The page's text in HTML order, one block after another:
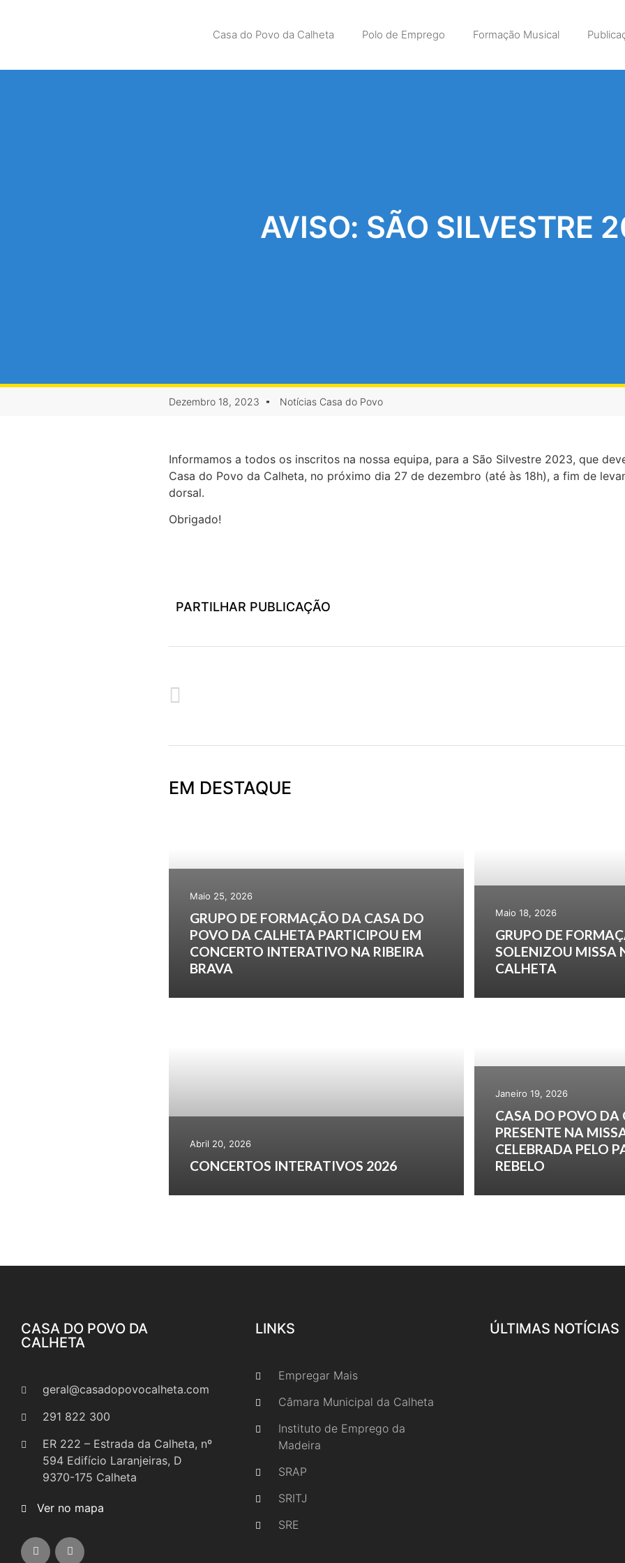
Casa do Povo da Calheta Polo de Emprego Formação Musical
AVISO: SÃO SILVESTRE
Dezembro 18, 2023 Notícias Casa do Povo
Informamos a todos os inscritos na nossa equipa, para a São Silvestre 2023, que
Casa do Povo da Calheta, no próximo dia 27 de dezembro (até às 18h), a fim de
dorsal.
Obrigado!
PARTILHAR PUBLICAÇÃO
EM DESTAQUE
Maio 25, 2026
GRUPO DE FORMAÇÃO DA CASA DO
POVO DA CALHETA PARTICIPOU EM
CONCERTO INTERATIVO NA RIBEIRA
BRAVA
Maio 18, 2026
GRUPO DE
SOLENIZOU MISSA
CALHETA
Abril 20, 2026
CONCERTOS INTERATIVOS 2026
Janeiro 19, 2026
CASA DO POVO DA
PRESENTE NA
CELEBRADA PELO
REBELO
CASA DO POVO DA
CALHETA
geral@casadopovocalheta.com
291 822 300
ER 222 – Estrada da Calheta, nº
594 Edifício Laranjeiras, D
9370-175 Calheta
Ver no mapa
LINKS
Empregar Mais
Câmara Municipal da Calheta
Instituto de Emprego da
Madeira
SRAP
SRITJ
SRE
ÚLTIMAS NOTÍCIAS